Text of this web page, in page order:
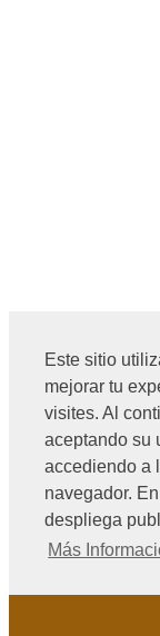
Este sitio
mejorar tu
visites. Al
aceptando su
accediendo a
navegador.
despliega
Más